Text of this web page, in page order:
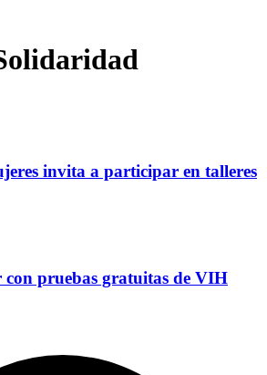
invita a participar en talleres
pruebas gratuitas de VIH